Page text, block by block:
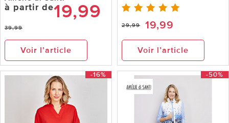
à partir de19,99
39,99
Voir l’article
29,99 19,99
Voir l’article
-16% -50%